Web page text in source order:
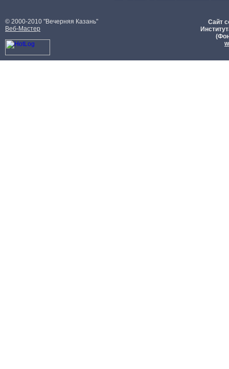
© 2000-2010 "Вечерняя Казань"
Веб-Мастер
Сайт